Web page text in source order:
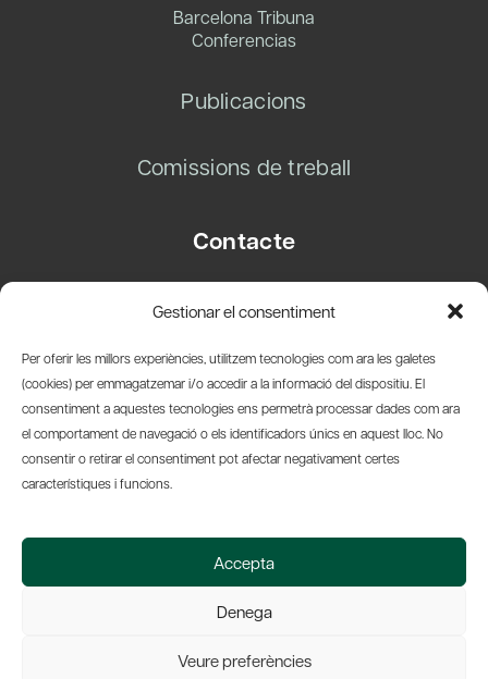
Gestionar el consentiment
Per oferir les millors experiències, utilitzem tecnologies com ara les galetes
(cookies) per emmagatzemar i/o accedir a la informació del dispositiu. El
consentiment a aquestes tecnologies ens permetrà processar dades com ara
el comportament de navegació o els identificadors únics en aquest lloc. No
consentir o retirar el consentiment pot afectar negativament certes
característiques i funcions.
Accepta
Denega
Veure preferències
Barcelona Tribuna
Conferencias
Publicacions
Comissions de treball
Contacte
08003 Barcelona
info@amicsdelpais.com
Suscripció Newsletter
© 2026 Societat Econòmica Barcelonesa d'Amics del País
Web by Ideamatic